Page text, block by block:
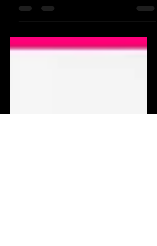
Monkeyが出場
7月4日（木）に開催される『第8回
Crazy Raccoon Cup VALORANT』に
Suruga Monkey が出場します。